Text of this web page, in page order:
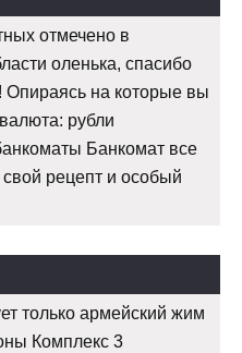
отмечено в
оленька, спасибо
на которые вы
рубли
Банкомат все
рецепт и особый
только армейский жим
Комплекс 3